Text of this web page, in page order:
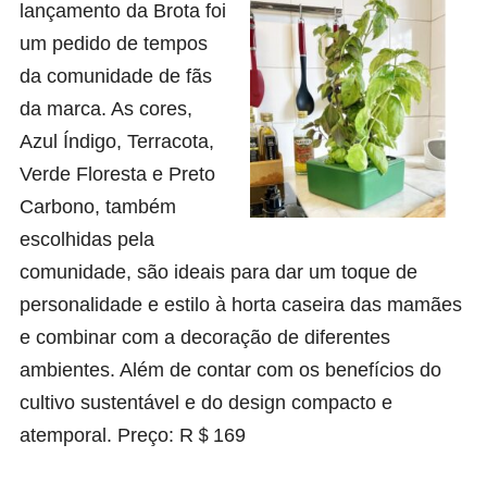
lançamento da Brota foi
um pedido de tempos
da comunidade de fãs
da marca. As cores,
Azul Índigo, Terracota,
Verde Floresta e Preto
Carbono, também
escolhidas pela
comunidade, são ideais para dar um toque de
personalidade e estilo à horta caseira das mamães
e combinar com a decoração de diferentes
ambientes. Além de contar com os benefícios do
cultivo sustentável e do design compacto e
atemporal. Preço: R＄169